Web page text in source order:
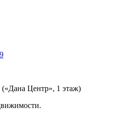
Центр», 1 этаж)